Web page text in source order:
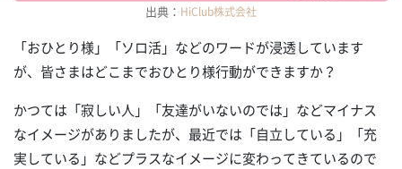
出典： HiClub株式会社
「おひとり様」「ソロ活」などのワードが浸透しています
が、皆さまはどこまでおひとり様行動ができますか？
かつては「寂しい人」「友達がいないのでは」などマイナス
なイメージがありましたが、最近では「自立している」「充
実している」などプラスなイメージに変わってきているので